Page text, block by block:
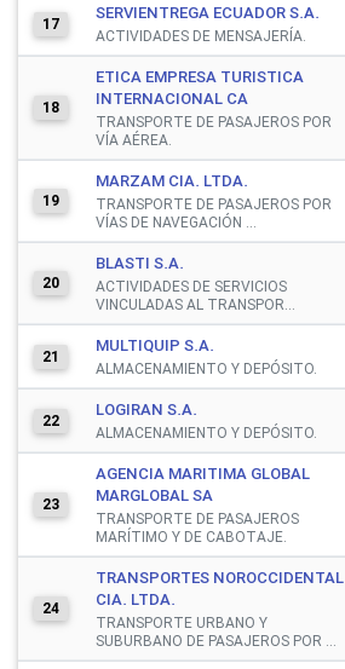
17
SERVIENTREGA ECUADOR S.A.
ACTIVIDADES DE MENSAJERÍA.
18
ETICA EMPRESA TURISTICA
INTERNACIONAL CA
TRANSPORTE DE PASAJEROS POR
VÍA AÉREA.
19
MARZAM CIA. LTDA.
TRANSPORTE DE PASAJEROS POR
VÍAS DE NAVEGACIÓN ...
20
BLASTI S.A.
ACTIVIDADES DE SERVICIOS
VINCULADAS AL TRANSPOR...
21
MULTIQUIP S.A.
ALMACENAMIENTO Y DEPÓSITO.
22
LOGIRAN S.A.
ALMACENAMIENTO Y DEPÓSITO.
23
AGENCIA MARITIMA GLOBAL
MARGLOBAL SA
TRANSPORTE DE PASAJEROS
MARÍTIMO Y DE CABOTAJE.
24
TRANSPORTES NOROCCIDENTAL
CIA. LTDA.
TRANSPORTE URBANO Y
SUBURBANO DE PASAJEROS POR ...